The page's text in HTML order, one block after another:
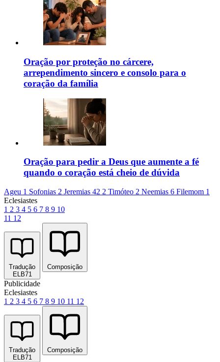
Oração por proteção no cárcere,
arrependimento sincero e consolo para o
coração da família
Oração para pedir a Deus que aumente a fé
quando o coração está cheio de dúvida
Ageu 1 Sofonias 2 Jeremias 42 2 Timóteo 2 Neemias 6 Filemom 1
Eclesiastes
1 2 3 4 5 6 7 8 9 10
11 12
Tradução
ELB71
Composição
Publicidade
Eclesiastes
1 2 3 4 5 6 7 8 9 10 11 12
Tradução
ELB71
Composição